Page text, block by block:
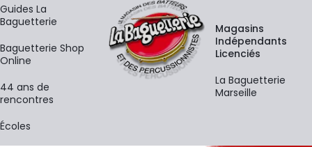
Guides La
Baguetterie
Baguetterie Shop
Online
44 ans de
rencontres
Écoles
Magasins
Indépendants
Licenciés
La Baguetterie
Marseille